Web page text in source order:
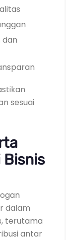
dan
sesuai
Bisnis
dalam
terutama
antar